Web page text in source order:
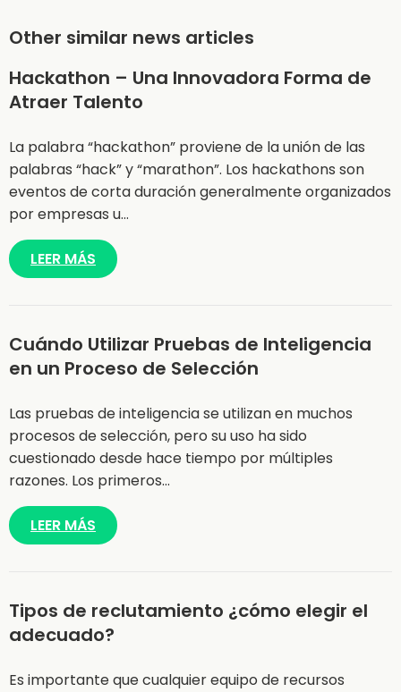
Other similar news articles
Hackathon – Una Innovadora Forma de
Atraer Talento
La palabra “hackathon” proviene de la unión de las
palabras “hack” y “marathon”. Los hackathons son
eventos de corta duración generalmente organizados
por empresas u…
LEER MÁS
Cuándo Utilizar Pruebas de Inteligencia
en un Proceso de Selección
Las pruebas de inteligencia se utilizan en muchos
procesos de selección, pero su uso ha sido
cuestionado desde hace tiempo por múltiples
razones. Los primeros…
LEER MÁS
Tipos de reclutamiento ¿cómo elegir el
adecuado?
Es importante que cualquier equipo de recursos